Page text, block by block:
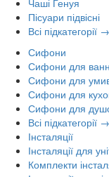
Пісуари підвісні
Всі підкатегорії →
Сифони
Сифони для ванн
Сифони для
Сифони для
Сифони для
Всі підкатегорії →
Інсталяції
Інсталяції для
Комплекти